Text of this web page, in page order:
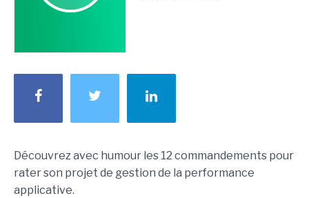
Découvrez avec humour les 12 commandements pour
rater son projet de gestion de la performance
applicative.